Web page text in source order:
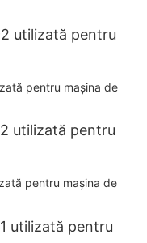
utilizată pentru
utilizată pentru
utilizată pentru